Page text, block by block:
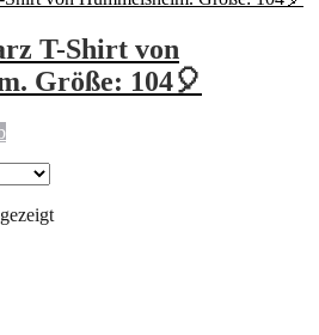
T-Shirt von
Größe: 104🎈